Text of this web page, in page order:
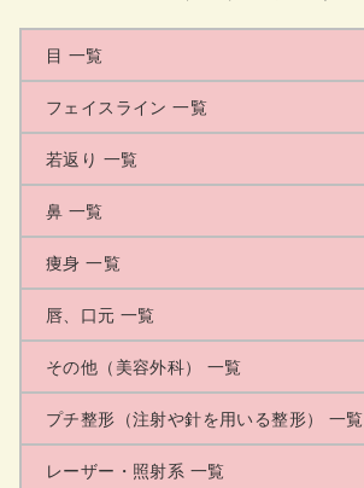
目 一覧
フェイスライン 一覧
若返り 一覧
鼻 一覧
痩身 一覧
唇、口元 一覧
その他（美容外科） 一覧
プチ整形（注射や針を用いる整形） 一覧
レーザー・照射系 一覧